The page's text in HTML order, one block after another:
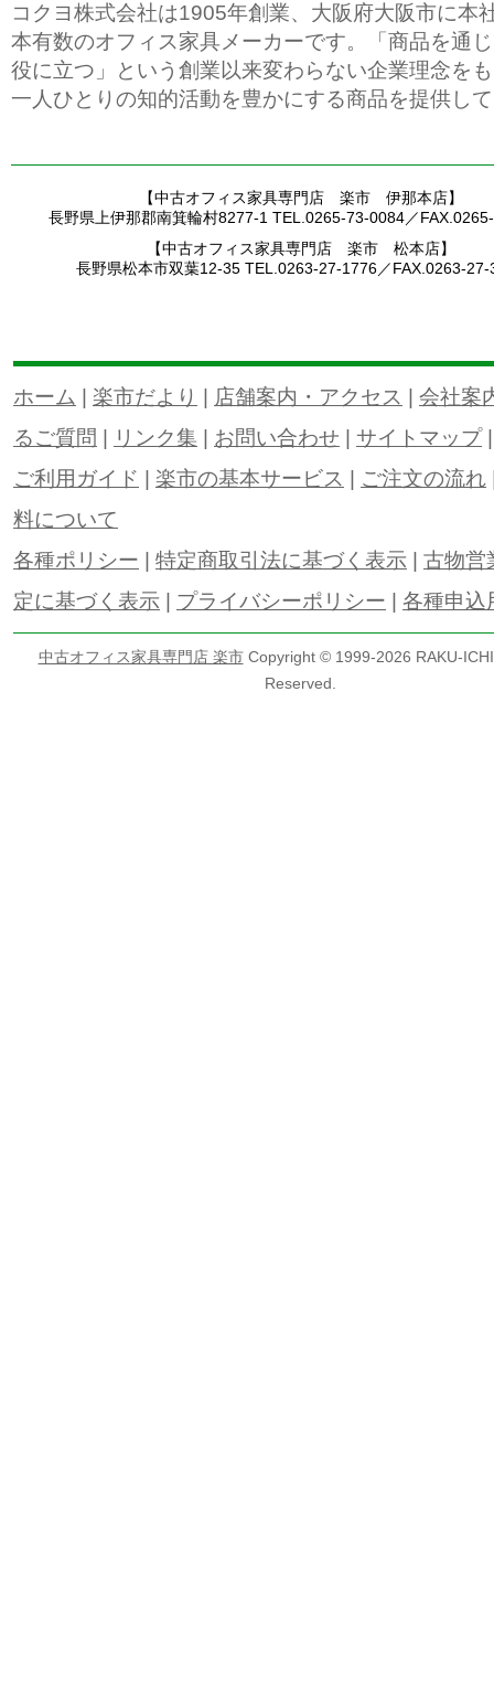
コクヨ株式会社は1905年創業、大阪府大阪市に本
本有数のオフィス家具メーカーです。「商品を通
役に立つ」という創業以来変わらない企業理念を
一人ひとりの知的活動を豊かにする商品を提供し
【中古オフィス家具専門店 楽市 伊那本店】
長野県上伊那郡南箕輪村8277-1 TEL.0265-73-0084／
【中古オフィス家具専門店 楽市 松本店】
長野県松本市双葉12-35 TEL.0263-27-1776／FAX.0263-27-
ホーム 楽市だより 店舗案内・アクセス
会社案
るご質問
リンク集 お問い合わせ サイトマップ
ご利用ガイド
楽市の基本サービス ご注文の流れ
料について
各種ポリシー
特定商取引法に基づく表示
古物営
定に基づく表示
プライバシーポリシー 各種申込
中古オフィス家具専門店 楽市Copyright © 1999-2026 RAKU-
Reserved.